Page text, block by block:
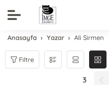
Anasayfa Yazar Ali Sirmen
Filtre
3